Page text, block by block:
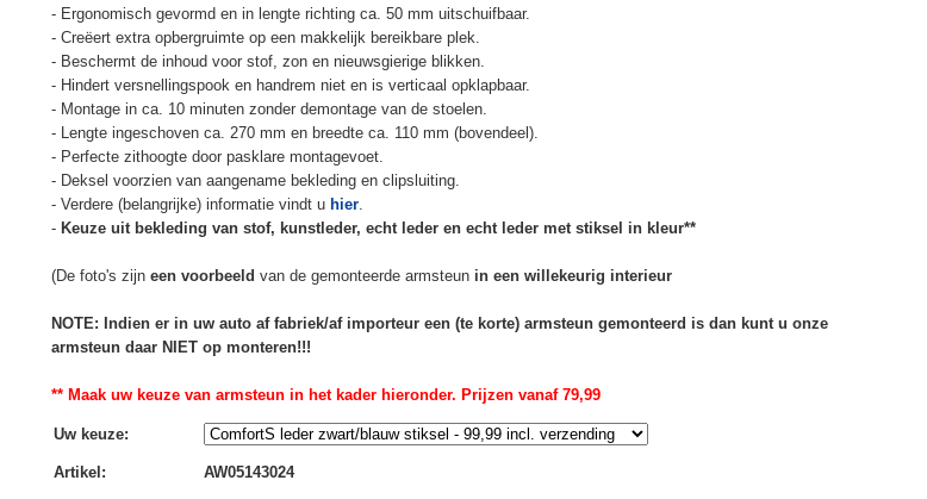
- Ergonomisch gevormd en in lengte richting ca. 50 mm uitschuifbaar.
- Creëert extra opbergruimte op een makkelijk bereikbare plek.
- Beschermt de inhoud voor stof, zon en nieuwsgierige blikken.
- Hindert versnellingspook en handrem niet en is verticaal opklapbaar.
- Montage in ca. 10 minuten zonder demontage van de stoelen.
- Lengte ingeschoven ca. 270 mm en breedte ca. 110 mm (bovendeel).
- Perfecte zithoogte door pasklare montagevoet.
- Deksel voorzien van aangename bekleding en clipsluiting.
- Verdere (belangrijke) informatie vindt u hier.
- Keuze uit bekleding van stof, kunstleder, echt leder en echt leder met stiksel in kleur**
(De foto's zijn een voorbeeld van de gemonteerde armsteun in een willekeurig interieur
NOTE: Indien er in uw auto af fabriek/af importeur een (te korte) armsteun gemonteerd is dan kunt u onze
armsteun daar NIET op monteren!!!
** Maak uw keuze van armsteun in het kader hieronder. Prijzen vanaf 79,99
Uw keuze:
Artikel : AW05143024